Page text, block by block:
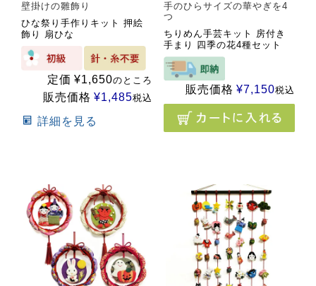
壁掛けの雛飾り
ひな祭り手作りキット 押絵
飾り 扇ひな
定価 ¥1,650のところ
販売価格 ¥1,485税込
詳細を見る
手のひらサイズの華やぎを4
つ
ちりめん手芸キット 房付き
手まり 四季の花4種セット
販売価格 ¥7,150税込